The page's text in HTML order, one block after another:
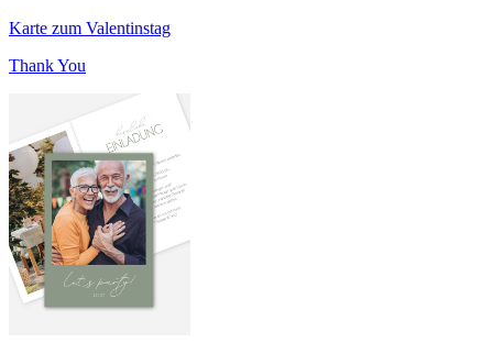
Karte zum Valentinstag
Thank You